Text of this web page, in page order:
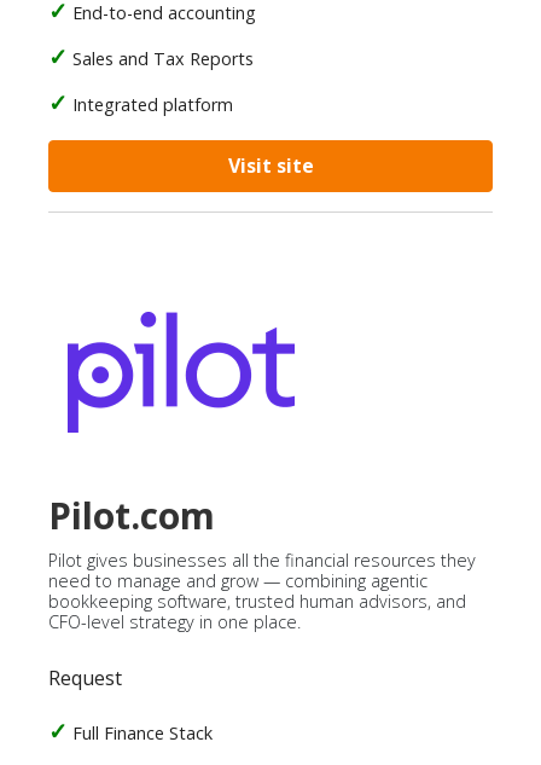
End-to-end accounting
Sales and Tax Reports
Integrated platform
Visit site
Pilot.com
Pilot gives businesses all the financial resources they
need to manage and grow — combining agentic
bookkeeping software, trusted human advisors, and
CFO-level strategy in one place.
Request
Full Finance Stack